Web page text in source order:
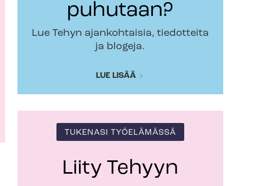
puhutaan?
Lue Tehyn ajankohtaisia, tiedotteita
ja blogeja.
LUE LISÄÄ
TUKENASI TYÖELÄMÄSSÄ
Liity Tehyyn